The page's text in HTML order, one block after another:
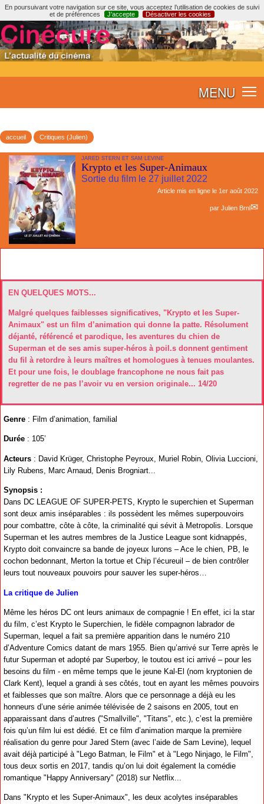
En poursuivant votre navigation sur ce site, vous acceptez l’utilisation de cookies de suivi
et de préférences
J’accepte Désactiver les cookies
MENU
accueil Critiques (Julien)
JARED STERN ET SAM LEVINE
Krypto et les Super-Animaux
Sortie du film le 27 juillet 2022
Article mis en ligne le 1er août 2022
par Julien Brnl
EN QUELQUES MOTS...
Malgré quelques faiblesses significatives, "Krypto et les Super-
Animaux" est un film d’animation qui donne la patte. Résolument
déjanté, référencé et parodique, les aventures du chien de
Superman et de ses amis super-héros à poil.s donnent gentiment
du fil à retordre à leurs maîtres et homologues à tenues moulantes.
Et pour une fois, le doublage francophone ne nous fait pas
regretter de ne pas l’avoir vu en version originale... 14/20
Genre : Film d’animation, familial
Durée : 105’
Acteurs : David Krüger, Christophe Peyroux, Muriel Robin, Olivia Luccioni,
Lily Rubens, Marc Arnaud, Denis Brogniart...
Synopsis :
Dans DC LEAGUE OF SUPER-PETS, Krypto le superchien et Superman
sont deux amis inséparables : ils possèdent les mêmes superpouvoirs
pour combattre, côte à côte, la criminalité qui sévit à Metropolis. Lorsque
Superman et les autres membres de la Justice League sont kidnappés,
Krypto doit convaincre sa bande de joyeux lurons – Ace le chien, PB, le
cochon bedonnant, Merton la tortue et Chip l’écureuil – de bien contrôler
leurs tout nouveaux pouvoirs pour sauver les super-héros…
La critique de Julien
Même les héros DC ont leurs animaux de compagnie ! En effet, ici la star
du film, c’est Krypto le Superchien, le fidèle compagnon labrador de
Superman, lequel a fait sa première apparition dans le numéro 210
d’Adventure Comics datant de mars 1955. Bien qu’arrivé sur Terre après le
futur Superman et adopté par Superboy, le toutou est ici arrivé – pour les
besoins du film - en même temps que le jeune Kal-El (nom kryptonien de
Clark Kent), lequel a grandi à ses côtés, tout en ayant les mêmes pouvoirs
et faiblesses que son maître. Alors que ce personnage a déjà eu les
honneurs d’une série animée télévisée de 2 saisons en 2005, tout en
apparaissant dans d’autres ("Smallville", "Titans", etc.), c’est la première
fois qu’un film lui est dédié. Et ce film d’animation marque la première
réalisation du genre pour Jared Stern (avec l’aide de Sam Levine), lequel
avait déjà participé à "Lego Batman, le Film" et à "Lego Ninjago, le Film",
tous deux sortis en 2017, tandis qu’on lui doit également la comédie
romantique "Happy Anniversary" (2018) sur Netflix...
Dans "Krypto et les Super-Animaux", les deux acolytes inséparables